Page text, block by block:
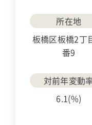
所在地
板橋区板橋2丁
番9
対前年変動
6.1(%)